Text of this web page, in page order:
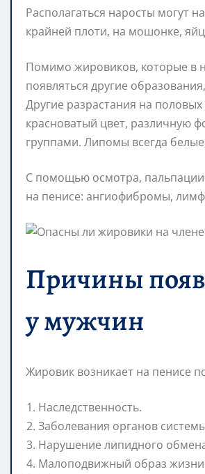
Располагаться наросты могут
крайней плоти, на мошонке,
Помимо жировиков, которые в
появляться другие
Другие разрастания на
красноватый цвет, различную
группами. Липомы всегда
С помощью осмотра, пальпации
на пенисе: ангиофибромы,
Причины
у мужчин
Жировик возникает на пенисе
Наследственность.
Заболевания органов
Нарушение липидного
Малоподвижный образ